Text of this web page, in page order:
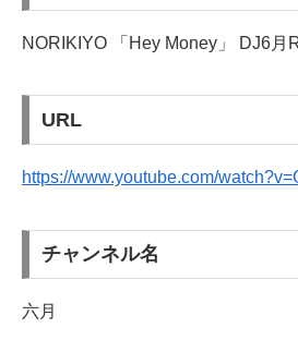
NORIKIYO 「Hey Money」 DJ6月
URL
https://www.youtube.com/
チャンネル名
六月